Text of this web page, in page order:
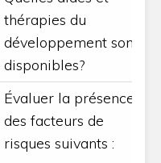
thérapies du
développement sont
disponibles?
Évaluer la présence
des facteurs de
risques suivants :